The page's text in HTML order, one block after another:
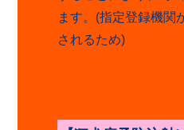
ます。 (指定登録機関
されるため)